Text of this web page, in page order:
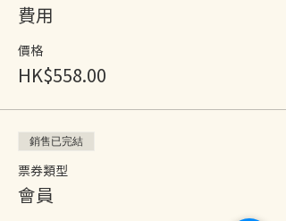
費用
價格
HK$558.00
銷售已完結
票券類型
會員